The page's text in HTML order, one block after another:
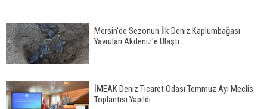
Mersin'de Sezonun İlk Deniz Kaplumbağası
Yavruları Akdeniz'e Ulaştı
İMEAK Deniz Ticaret Odası Temmuz Ayı Meclis
Toplantısı Yapıldı